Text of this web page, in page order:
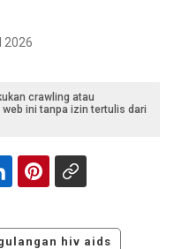
2026
crawling atau
ini tanpa izin tertulis dari
hiv aids